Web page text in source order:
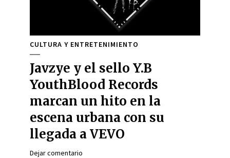
CULTURA Y ENTRETENIMIENTO
Javzye y el sello Y.B
YouthBlood Records
marcan un hito en la
escena urbana con su
llegada a VEVO
Dejar comentario